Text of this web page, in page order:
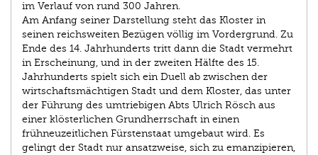
im Verlauf von rund 300 Jahren.
Am Anfang seiner Darstellung steht das Kloster in
seinen reichsweiten Bezügen völlig im Vordergrund. Zu
Ende des 14. Jahrhunderts tritt dann die Stadt vermehrt
in Erscheinung, und in der zweiten Hälfte des 15.
Jahrhunderts spielt sich ein Duell ab zwischen der
wirtschaftsmächtigen Stadt und dem Kloster, das unter
der Führung des umtriebigen Abts Ulrich Rösch aus
einer klösterlichen Grundherrschaft in einen
frühneuzeitlichen Fürstenstaat umgebaut wird. Es
gelingt der Stadt nur ansatzweise, sich zu emanzipieren,